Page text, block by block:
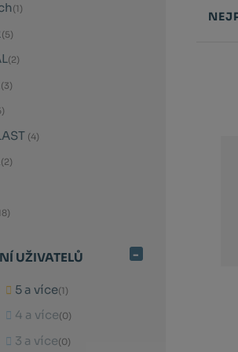
(1)
(5)
(2)
(3)
(4)
(2)
UŽIVATELŮ
5 a více(1)
4 a více(0)
3 a více(0)